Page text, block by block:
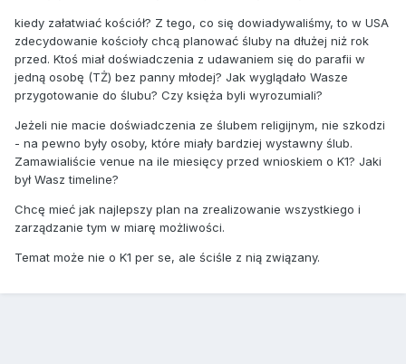
kiedy załatwiać kościół? Z tego, co się dowiadywaliśmy, to w USA
zdecydowanie kościoły chcą planować śluby na dłużej niż rok
przed. Ktoś miał doświadczenia z udawaniem się do parafii w
jedną osobę (TŻ) bez panny młodej? Jak wyglądało Wasze
przygotowanie do ślubu? Czy księża byli wyrozumiali?
Jeżeli nie macie doświadczenia ze ślubem religijnym, nie szkodzi
- na pewno były osoby, które miały bardziej wystawny ślub.
Zamawialiście venue na ile miesięcy przed wnioskiem o K1? Jaki
był Wasz timeline?
Chcę mieć jak najlepszy plan na zrealizowanie wszystkiego i
zarządzanie tym w miarę możliwości.
Temat może nie o K1 per se, ale ściśle z nią związany.